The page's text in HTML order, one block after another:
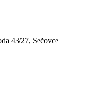
43/27, Sečovce